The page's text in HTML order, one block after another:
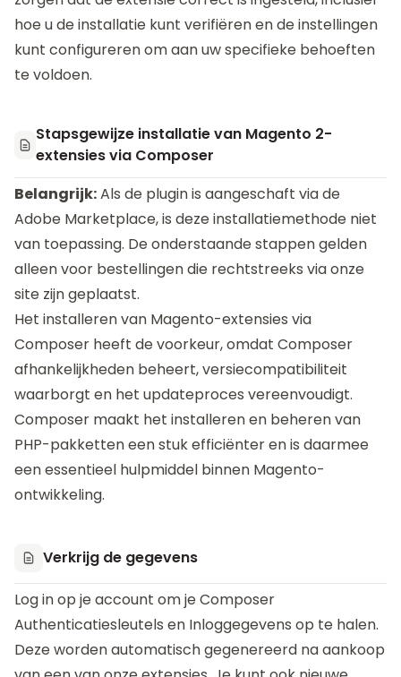
hoe u de installatie kunt verifiëren en de instellingen
kunt configureren om aan uw specifieke behoeften
te voldoen.
Stapsgewijze installatie van Magento 2-
extensies via Composer
Belangrijk:Als de plugin is aangeschaft via de
Adobe Marketplace, is deze installatiemethode niet
van toepassing. De onderstaande stappen gelden
alleen voor bestellingen die rechtstreeks via onze
site zijn geplaatst.
Het installeren van Magento-extensies via
Composer heeft de voorkeur, omdat Composer
afhankelijkheden beheert, versiecompatibiliteit
waarborgt en het updateproces vereenvoudigt.
Composer maakt het installeren en beheren van
PHP-pakketten een stuk efficiënter en is daarmee
een essentieel hulpmiddel binnen Magento-
ontwikkeling.
Verkrijg de gegevens
Log in op je account om jeComposer
Authenticatiesleutels en Inloggegevens op te halen.
Deze worden automatisch gegenereerd na aankoop